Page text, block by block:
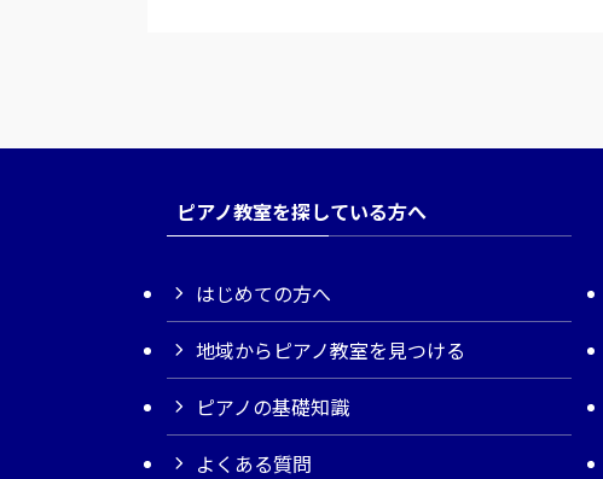
ピアノ教室を探している方へ
はじめての方へ
地域からピアノ教室を見つける
ピアノの基礎知識
よくある質問